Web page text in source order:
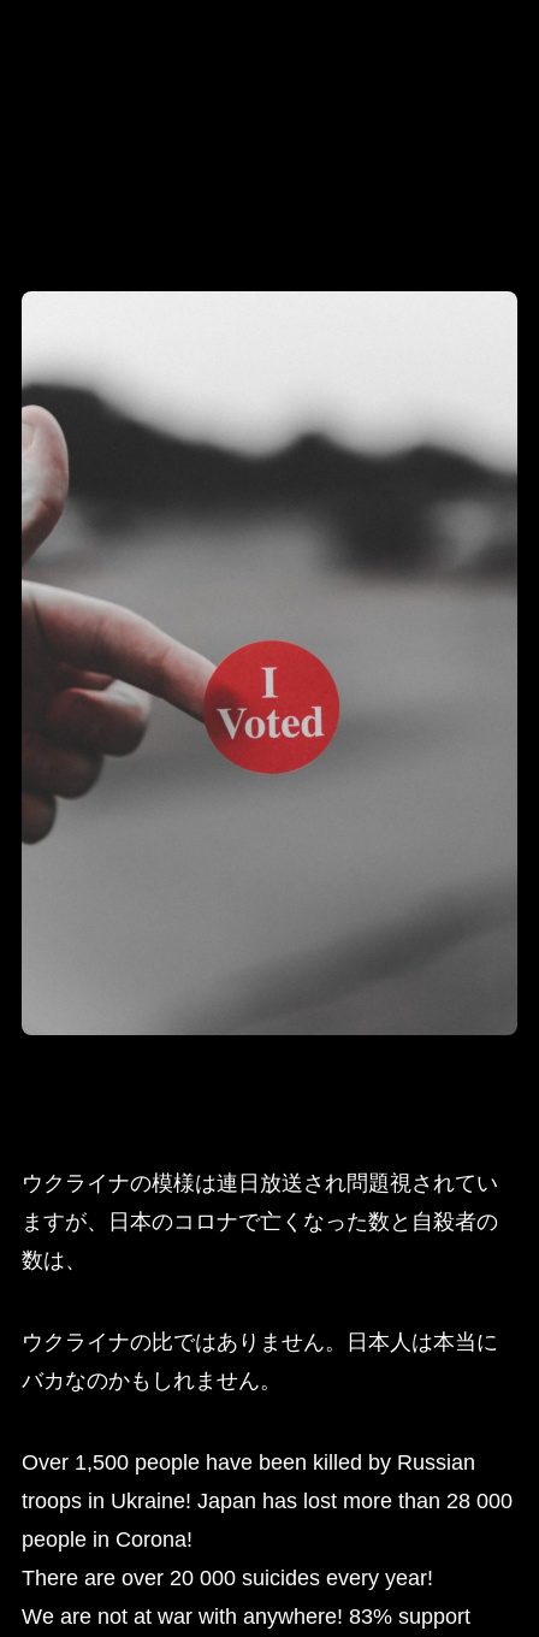
ウクライナの模様は連日放送され問題視されてい
ますが、日本のコロナで亡くなった数と自殺者の
数は、
ウクライナの比ではありません。日本人は本当に
バカなのかもしれません。
Over 1,500 people have been killed by Russian
troops in Ukraine! Japan has lost more than 28 000
people in Corona!
There are over 20 000 suicides every year!
We are not at war with anywhere! 83% support